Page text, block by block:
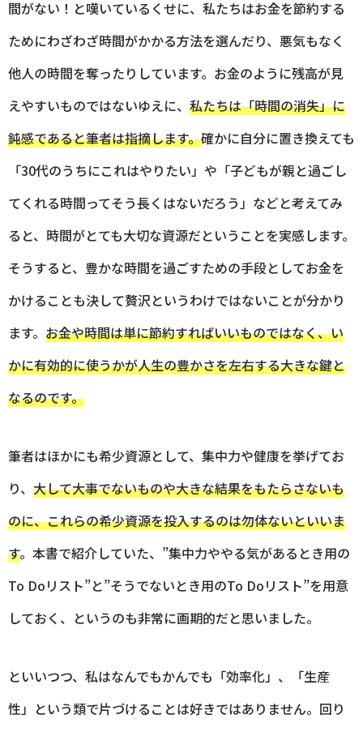
間がない！と嘆いているくせに、私たちはお金を節約する
ためにわざわざ時間がかかる方法を選んだり、悪気もなく
他人の時間を奪ったりしています。お金のように残高が見
えやすいものではないゆえに、 私たちは「時間の消失」に
鈍感であると筆者は指摘します。確かに自分に置き換えても
「30代のうちにこれはやりたい」や「子どもが親と過ごし
てくれる時間ってそう長くはないだろう」などと考えてみ
ると、時間がとても大切な資源だということを実感します。
そうすると、豊かな時間を過ごすための手段としてお金を
かけることも決して贅沢というわけではないことが分かり
ます。 お金や時間は単に節約すればいいものではなく、い
かに有効的に使うかが人生の豊かさを左右する大きな鍵と
なるのです。
筆者はほかにも希少資源として、集中力や健康を挙げてお
り、 大して大事でないものや大きな結果をもたらさないも
のに、これらの希少資源を投入するのは勿体ないといいま
す。本書で紹介していた、”集中力ややる気があるとき用の
To Doリスト”と”そうでないとき用のTo Doリスト”を用意
しておく、というのも非常に画期的だと思いました。
といいつつ、私はなんでもかんでも「効率化」、「生産
性」という類で片づけることは好きではありません。回り